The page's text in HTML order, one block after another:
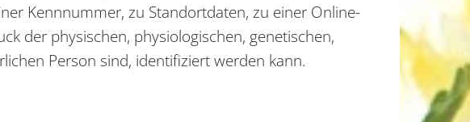
Kennnummer, zu Standortdaten, zu einer Online-
der physischen, physiologischen, genetischen,
Person sind, identifiziert werden kann.